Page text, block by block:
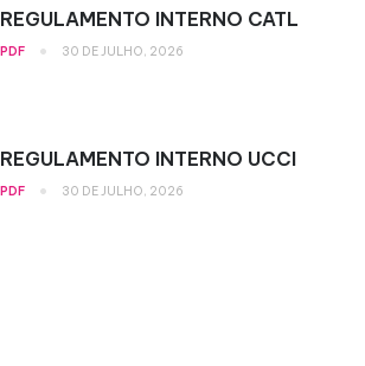
REGULAMENTO INTERNO CATL
PDF • 30 DE JULHO, 2026
REGULAMENTO INTERNO UCCI
PDF • 30 DE JULHO, 2026